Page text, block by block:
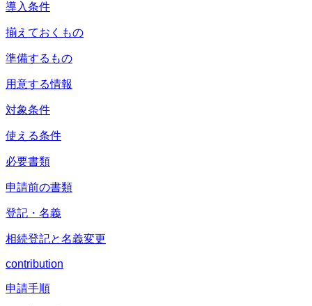
導入条件
揃えておくもの
準備するもの
用意する情報
対象条件
使える条件
必要書類
申請前の書類
登記・名義
相続登記と名義変更
contribution
申請手順